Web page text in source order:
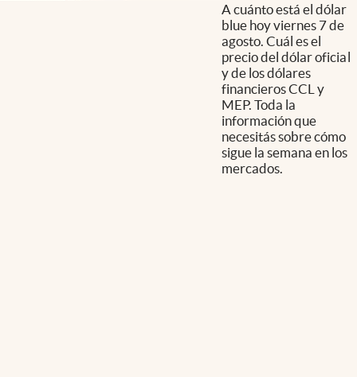
A cuánto está el dólar
blue hoy viernes 7 de
agosto. Cuál es el
precio del dólar oficial
y de los dólares
financieros CCL y
MEP. Toda la
información que
necesitás sobre cómo
sigue la semana en los
mercados.